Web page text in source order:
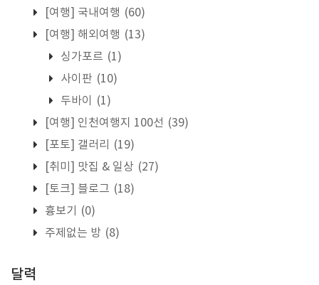
[여행] 국내여행 (60)
[여행] 해외여행 (13)
싱가포르 (1)
사이판 (10)
두바이
(1)
[여행] 인천여행지 100선 (39)
[포토] 갤러리
(19)
[취미] 맛집 & 일상 (27)
[토크] 블로그 (18)
흉보기
(0)
주제없는 방 (8)
달력